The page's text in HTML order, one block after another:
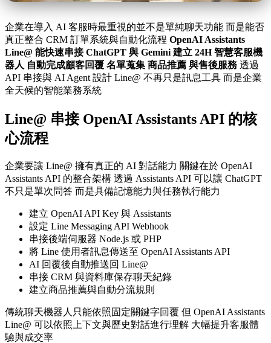
企業在導入 AI 客服時最重視的並不是單純聊天功能 而是能否
真正整合 CRM 訂單系統與自動化流程 OpenAI Assistants
Line@ 能快速串接 ChatGPT 與 Gemini 建立 24H 智慧客服機
器人 自動完成顧客回覆 名單蒐集 商品推薦 與售後服務 透過
API 串接與 AI Agent 設計 Line@ 不再只是訊息工具 而是企業
全天候的智能業務系統
Line@ 串接 OpenAI Assistants API 的核
心流程
企業要讓 Line@ 擁有真正的 AI 對話能力 關鍵在於 OpenAI
Assistants API 的整合架構 透過 Assistants API 可以讓 ChatGPT
不只是單次問答 而是具備記憶能力與任務執行能力
建立 OpenAI API Key 與 Assistants
設定 Line Messaging API Webhook
串接後端伺服器 Node.js 或 PHP
將 Line 使用者訊息傳送至 OpenAI Assistants API
AI 回覆後自動推送回 Line@
串接 CRM 與資料庫保存聊天紀錄
建立商品推薦與自動分流規則
傳統聊天機器人只能依照固定關鍵字回覆 但 OpenAI Assistants
Line@ 可以依照上下文與歷史對話進行理解 大幅提升客服體
驗與成交率